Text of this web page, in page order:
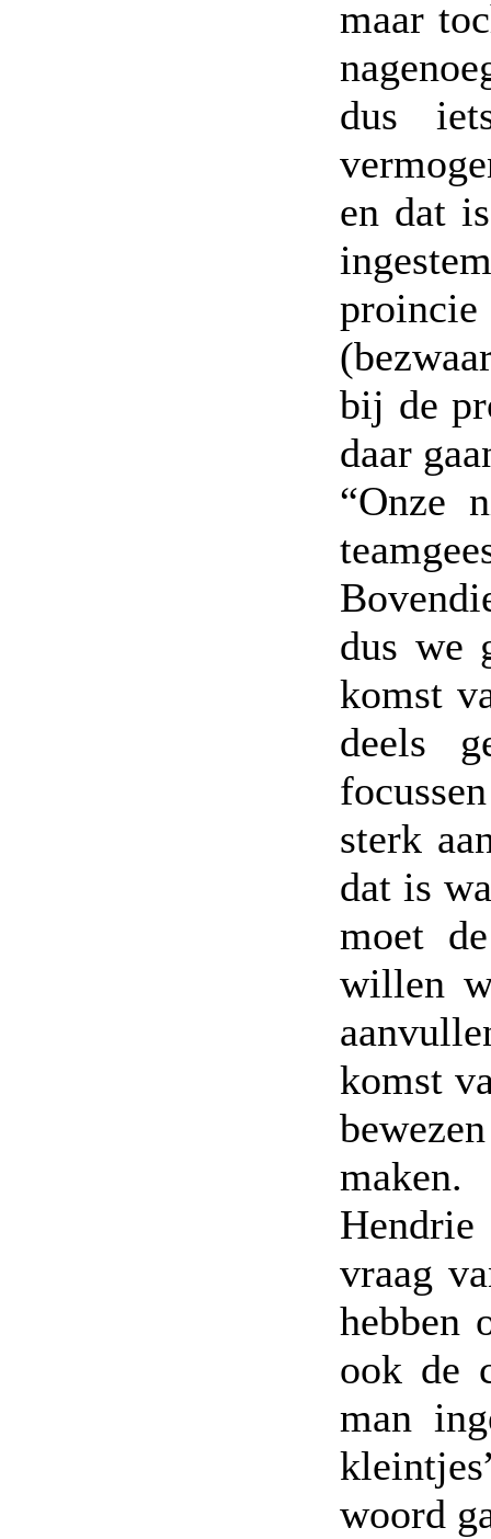
maar
dus
en dat
bij de
daar
“Onze
dus we
komst
deels
sterk
dat is
moet
willen
komst
Hendrie
vraag
hebben
ook de
man
woord